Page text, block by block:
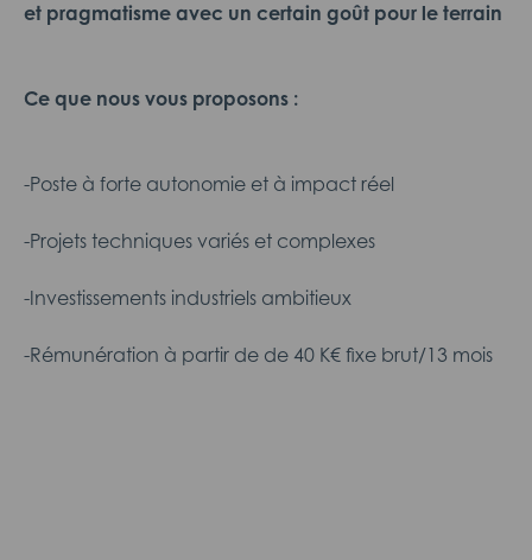
et pragmatisme avec un certain goût pour le terrain
Ce que nous vous proposons :
-Poste à forte autonomie et à impact réel
-Projets techniques variés et complexes
-Investissements industriels ambitieux
-Rémunération à partir de de 40 K€ fixe brut/13 mois